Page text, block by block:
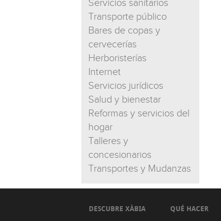
Servicios sanitarios
Transporte público
Bares de copas y
cervecerías
Herboristerías
Internet
Servicios jurídicos
Salud y bienestar
Reformas y servicios del
hogar
Talleres y
concesionarios
Transportes y Mudanzas
DESCUBRE XÀBIA
QUÉ HACER